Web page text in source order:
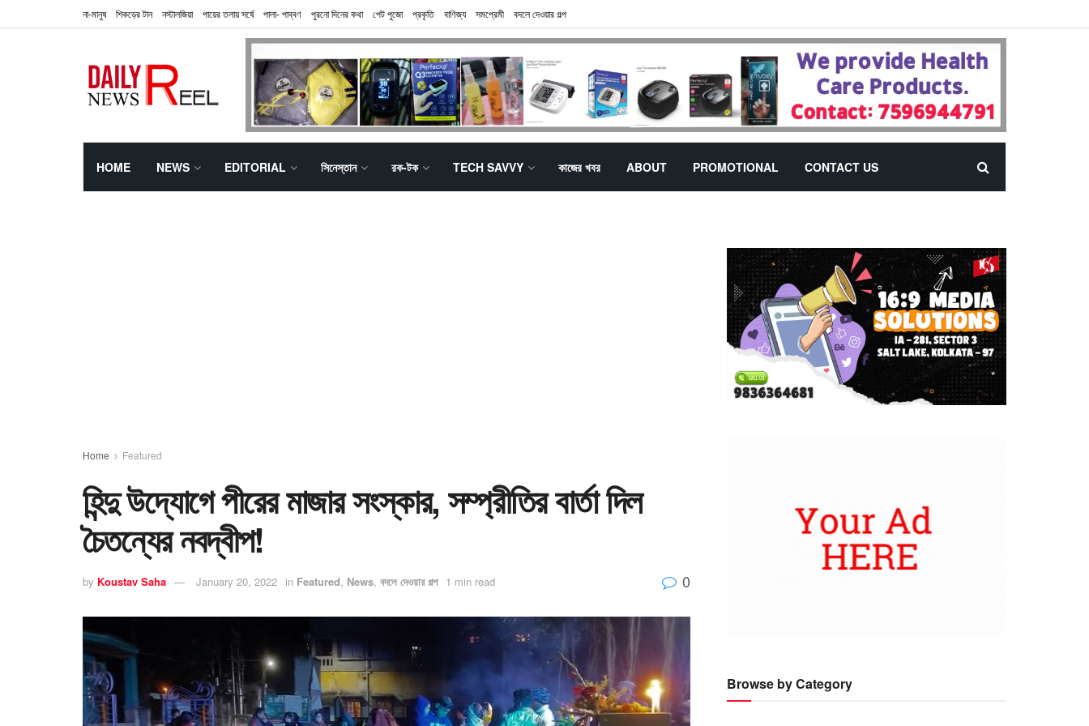
না-মানুষ শিকড়ের টান নস্টালজিয়া পায়ের তলায় সর্ষে পালা- পাব্বণ পুরনো দিনের কথা পেট পুজো প্রকৃতি বাণিজ্য সমপ্রেমী বদলে দেওয়ার গল্প
HOME NEWS EDITORIAL সিনেস্তান রক-টক TECH SAVVY কাজের খবর ABOUT PROMOTIONAL CONTACT US
Home Featured
হিন্দু উদ্যোগে পীরের মাজার সংস্কার, সম্প্রীতির বার্তা দিল
চৈতন্যের নবদ্বীপ!
by Koustav Saha January 20, 2022 in Featured, News, বদলে দেওয়ার গল্প 1 min read 0
Browse by Category